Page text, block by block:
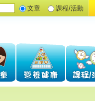
文章 課程/活動